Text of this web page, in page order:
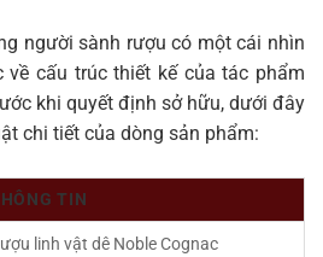
người sành rượu có một cái nhìn
cấu trúc thiết kế của tác phẩm
khi quyết định sở hữu, dưới đây
chi tiết của dòng sản phẩm:
TIN
linh vật dê Noble Cognac